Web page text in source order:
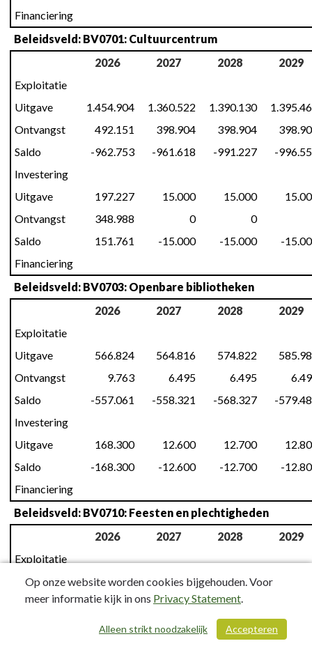
Financiering
Beleidsveld: BV0701: Cultuurcentrum
2026
2027 2028
2029
Exploitatie
Uitgave
1.454.904 1.360.522 1.390.130
Ontvangst
492.151 398.904 398.904
Saldo
-962.753 -961.618 -991.227
-
Investering
Uitgave
197.227 15.000 15.000
Ontvangst
348.988 0
0
Saldo
151.761 -15.000 -15.000
-
Financiering
Beleidsveld: BV0703: Openbare bibliotheken
2026
2027 2028
2029
Exploitatie
Uitgave
566.824 564.816 574.822
Ontvangst
9.763 6.495 6.495
Saldo
-557.061 -558.321 -568.327
-
Investering
Uitgave
168.300 12.600 12.700
Saldo
-168.300 -12.600 -12.700
-
Financiering
Beleidsveld: BV0710: Feesten en plechtigheden
2026
2027 2028
2029
Exploitatie
Uitgave
241.783 261.783 261.783
Ontvangst
10.000 10.000 10.000
-231.783 -251.783 -251.783
-
/ 146
Op onze website worden cookies bijgehouden. Voor
meer informatie kijk in ons Privacy Statement.
Accepteren
Alleen strikt noodzakelijk